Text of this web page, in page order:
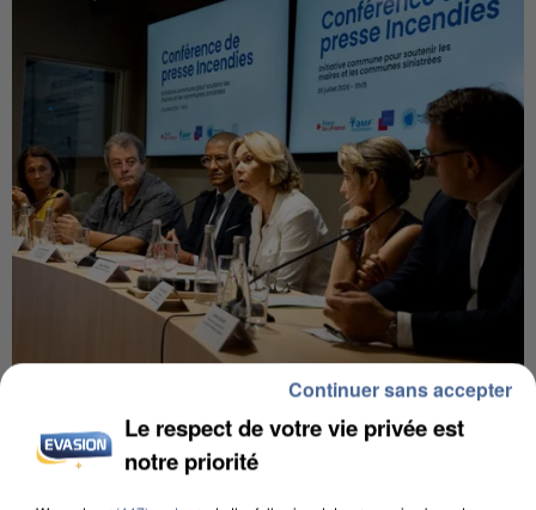
INCENDIES : L’ÎLE-DE-FRANCE LANCE UN ÉLAN
DE SOLIDARITÉ AVEC LES...
Le respect de votre vie privée est
notre priorité
Continuer sans accepter